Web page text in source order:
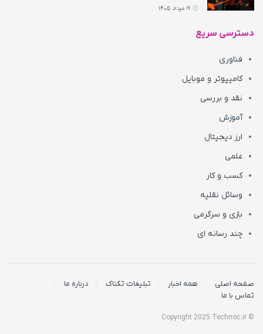
دسترسی سریع
فناوری
کامپیوتر و موبایل
نقد و بررسی
آموزش
ارز دیجیتال
علمی
کسب و کار
وسائل نقلیه
بازی و سرگرمی
چند رسانه ای
صفحه اصلی همه اخبار تبلیغات تکناک
درباره ما
تماس با ما
© Copyright 2025 Technoc.ir